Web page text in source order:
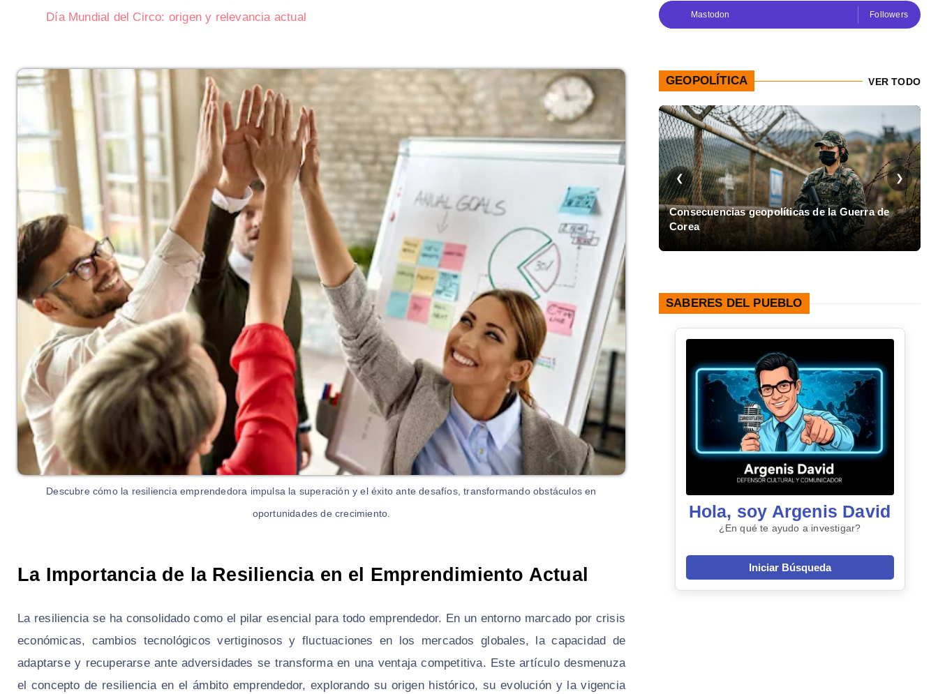
Día Mundial del Circo: origen y relevancia actual
Descubre cómo la resiliencia emprendedora impulsa la superación y el éxito ante desafíos, transformando obstáculos en
oportunidades de crecimiento.
La Importancia de la Resiliencia en el Emprendimiento Actual
La resiliencia se ha consolidado como el pilar esencial para todo emprendedor. En un entorno marcado por crisis
económicas, cambios tecnológicos vertiginosos y fluctuaciones en los mercados globales, la capacidad de
adaptarse y recuperarse ante adversidades se transforma en una ventaja competitiva. Este artículo desmenuza
el concepto de resiliencia en el ámbito emprendedor, explorando su origen histórico, su evolución y la vigencia
Mastodon Followers
GEOPOLÍTICA VER TODO
❮
Subasta de CITGO: Cronograma y Ofertas en
Delaware
Consecuencias geopolíticas de la Guerra de
Corea
❯
SABERES DEL PUEBLO
Hola, soy Argenis David
¿En qué te ayudo a investigar?
Iniciar Búsqueda